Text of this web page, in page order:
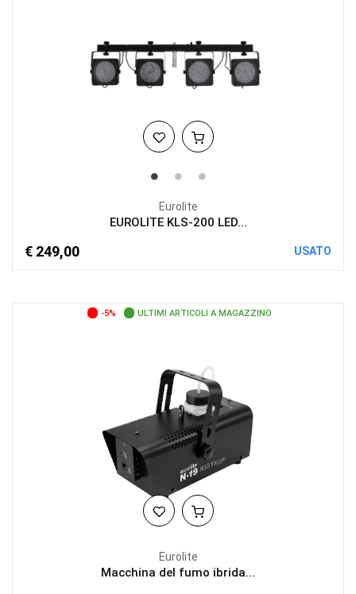
Eurolite
EUROLITE KLS-200 LED...
€ 249,00 USATO
-5% ULTIMI ARTICOLI A MAGAZZINO
Eurolite
Macchina del fumo ibrida...